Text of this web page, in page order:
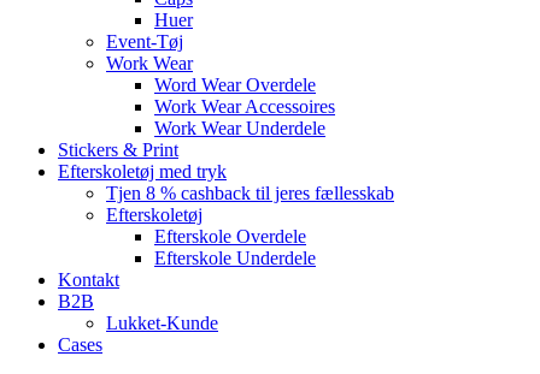
Huer
Event-Tøj
Work Wear
Word Wear Overdele
Work Wear Accessoires
Work Wear Underdele
Stickers & Print
Efterskoletøj med tryk
Tjen 8 % cashback til jeres fællesskab
Efterskoletøj
Efterskole Overdele
Efterskole Underdele
Kontakt
B2B
Lukket-Kunde
Cases